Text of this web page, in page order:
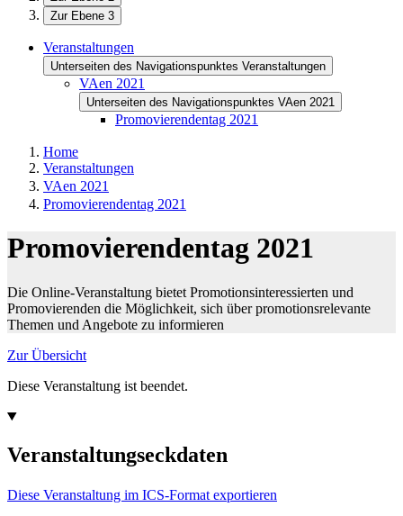
Zur Ebene 3
Veranstaltungen
Unterseiten des Navigationspunktes Veranstaltungen
VAen 2021
Unterseiten des Navigationspunktes VAen 2021
Promovierendentag 2021
Home
Veranstaltungen
VAen 2021
Promovierendentag 2021
Promovierendentag 2021
Die Online-Veranstaltung bietet Promotionsinteressierten und
Promovierenden die Möglichkeit, sich über promotionsrelevante
Themen und Angebote zu informieren
Zur Übersicht
Diese Veranstaltung ist beendet.
Veranstaltungseckdaten
Diese Veranstaltung im ICS-Format exportieren